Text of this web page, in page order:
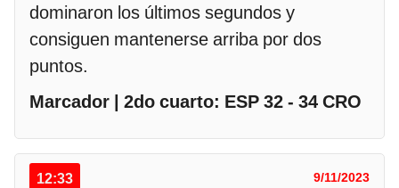
dominaron los últimos segundos y
consiguen mantenerse arriba por dos
puntos.
Marcador | 2do cuarto: ESP 32 - 34 CRO
12:33 9/11/2023